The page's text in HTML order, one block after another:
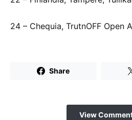
24 – Chequia, TrutnOFF Open
Share
View